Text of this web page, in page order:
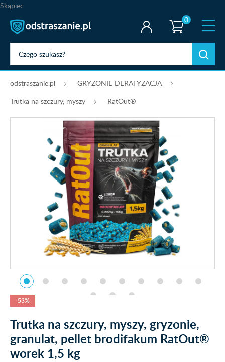
Skąpiec
0
odstraszanie.pl
GRYZONIE DERATYZACJA
Trutka na szczury, myszy
RatOut®
-53%
Trutka na szczury, myszy, gryzonie,
granulat, pellet brodifakum RatOut®
worek 1,5 kg